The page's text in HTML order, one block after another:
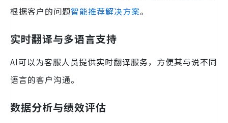
根据客户的问题智能推荐解决方案。
实时翻译与多语言支持
AI可以为客服人员提供实时翻译服务，方便其与说不同
语言的客户沟通。
数据分析与绩效评估